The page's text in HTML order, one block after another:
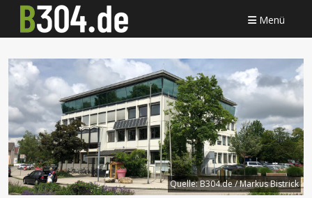
Menü
Quelle:B304.de / Markus Bistrick